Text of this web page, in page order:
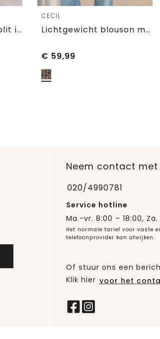
Raglanblouse met split in de hals en print
CECIL
Lichtgewicht blouson met rits en leoprint
€ 59,99
Neem contact
020/4990781
Service hotline
Ma.-vr. 8:00 – 18:00, Za.
Het normale tarief voor vaste
telefoonprovider kan afwijken.
Of stuur ons een
Klik hier voor het